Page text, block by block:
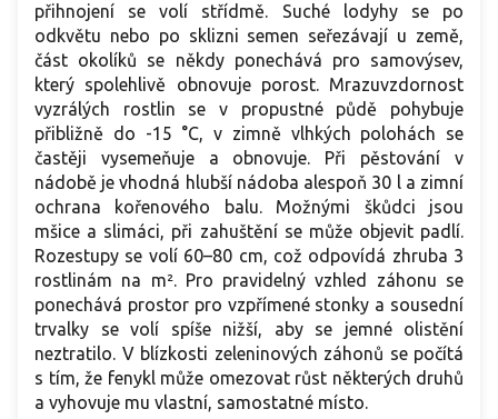
přihnojení se volí střídmě. Suché lodyhy se po
odkvětu nebo po sklizni semen seřezávají u země,
část okolíků se někdy ponechává pro samovýsev,
který spolehlivě obnovuje porost. Mrazuvzdornost
vyzrálých rostlin se v propustné půdě pohybuje
přibližně do -15 °C, v zimně vlhkých polohách se
častěji vysemeňuje a obnovuje. Při pěstování v
nádobě je vhodná hlubší nádoba alespoň 30 l a zimní
ochrana kořenového balu. Možnými škůdci jsou
mšice a slimáci, při zahuštění se může objevit padlí.
Rozestupy se volí 60–80 cm, což odpovídá zhruba 3
rostlinám na m². Pro pravidelný vzhled záhonu se
ponechává prostor pro vzpřímené stonky a sousední
trvalky se volí spíše nižší, aby se jemné olistění
neztratilo. V blízkosti zeleninových záhonů se počítá
s tím, že fenykl může omezovat růst některých druhů
a vyhovuje mu vlastní, samostatné místo.